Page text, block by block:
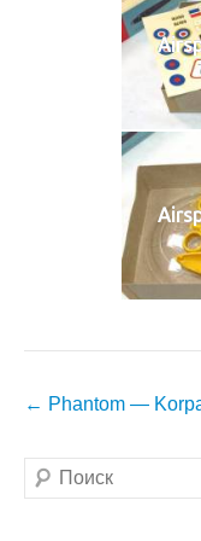
Навигация
записям
← Phantom —
Поиск